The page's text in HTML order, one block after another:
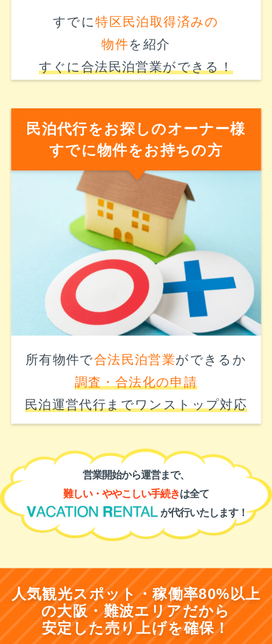
すでに特区民泊取得済みの
物件を紹介
すぐに合法民泊営業ができる！
民泊代行をお探しのオーナー様
すでに物件をお持ちの方
所有物件で合法民泊営業ができるか
調査・合法化の申請
民泊運営代行までワンストップ対応
営業開始から運営まで、
難しい・ややこしい手続きは全て
が代行いたします！
人気観光スポット・稼働率80%以上
の大阪・難波エリアだから
安定した売り上げを確保！